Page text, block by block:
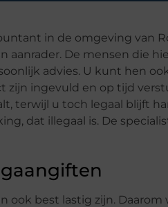
in de omgeving van
aanrader. De mensen die
advies. U kunt hen
zijn ingevuld en op tijd
terwijl u toch legaal blijft
dat illegaal is. De
best lastig zijn.